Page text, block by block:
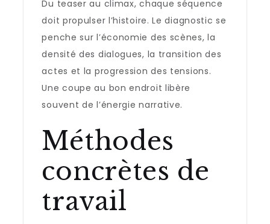
Du teaser au climax, chaque séquence
doit propulser l’histoire. Le diagnostic se
penche sur l’économie des scènes, la
densité des dialogues, la transition des
actes et la progression des tensions.
Une coupe au bon endroit libère
souvent de l’énergie narrative.
Méthodes
concrètes de
travail